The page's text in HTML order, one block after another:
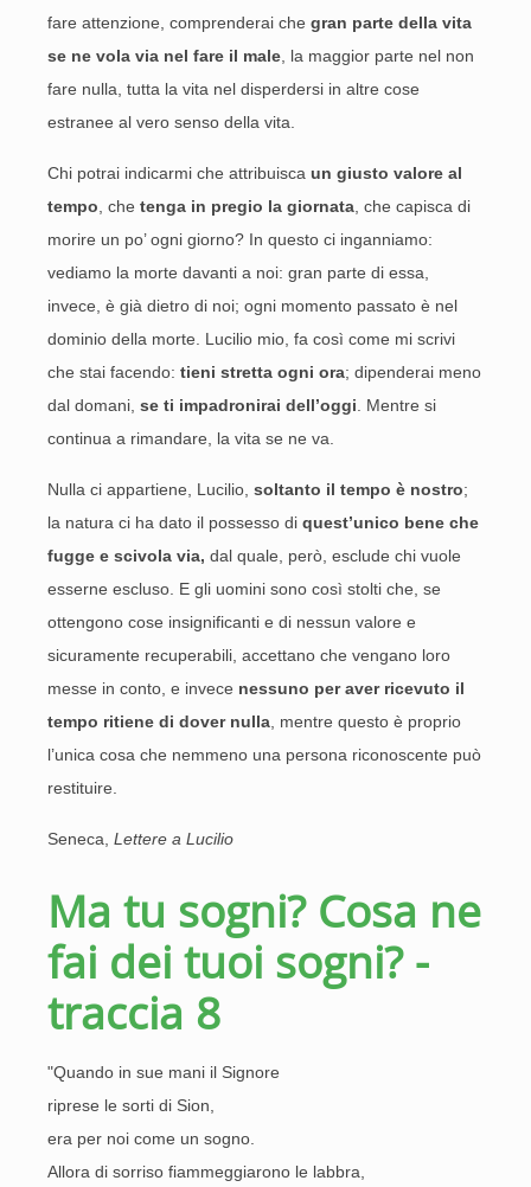
fare attenzione, comprenderai che gran parte della vita
se ne vola via nel fare il male , la maggior parte nel non
fare nulla, tutta la vita nel disperdersi in altre cose
estranee al vero senso della vita.
Chi potrai indicarmi che attribuisca un giusto valore al
tempo , che tenga in pregio la giornata , che capisca di
morire un po’ ogni giorno? In questo ci inganniamo:
vediamo la morte davanti a noi: gran parte di essa,
invece, è già dietro di noi; ogni momento passato è nel
dominio della morte. Lucilio mio, fa così come mi scrivi
che stai facendo: tieni stretta ogni ora; dipenderai meno
dal domani, se ti impadronirai dell’oggi . Mentre si
continua a rimandare, la vita se ne va.
Nulla ci appartiene, Lucilio, soltanto il tempo è nostro;
la natura ci ha dato il possesso di quest’unico bene che
fugge e scivola via, dal quale, però, esclude chi vuole
esserne escluso. E gli uomini sono così stolti che, se
ottengono cose insignificanti e di nessun valore e
sicuramente recuperabili, accettano che vengano loro
messe in conto, e invece nessuno per aver ricevuto il
tempo ritiene di dover nulla , mentre questo è proprio
l’unica cosa che nemmeno una persona riconoscente può
restituire.
Seneca, Lettere a Lucilio
Ma tu sogni? Cosa ne
fai dei tuoi sogni? -
traccia 8
"Quando in sue mani il Signore
riprese le sorti di Sion,
era per noi come un sogno.
Allora di sorriso fiammeggiarono le labbra,